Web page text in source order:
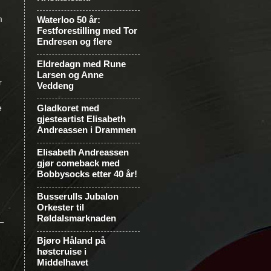
Waterloo 50 år:
Festforestilling med Tor
Endresen og flere
Eldredagn med Rune
Larsen og Anne
Veddeng
Gladkoret med
gjesteartist Elisabeth
Andreassen i Drammen
Elisabeth Andreassen
gjør comeback med
Bobbysocks etter 40 år!
Busserulls Jubalon
Orkester til
Røldalsmarknaden
Bjøro Håland på
høstcruise i
Middelhavet